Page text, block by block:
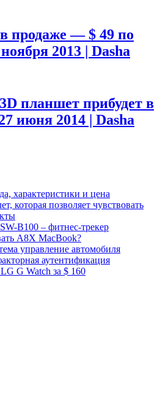
продаже — $ 49 по
2013 | Dasha
планшет прибудет в
июня 2014 | Dasha
характеристики и цена
которая позволяет чувствовать
B100 – фитнес-трекер
A8X MacBook?
управление автомобиля
аутентификация
G Watch за $ 160